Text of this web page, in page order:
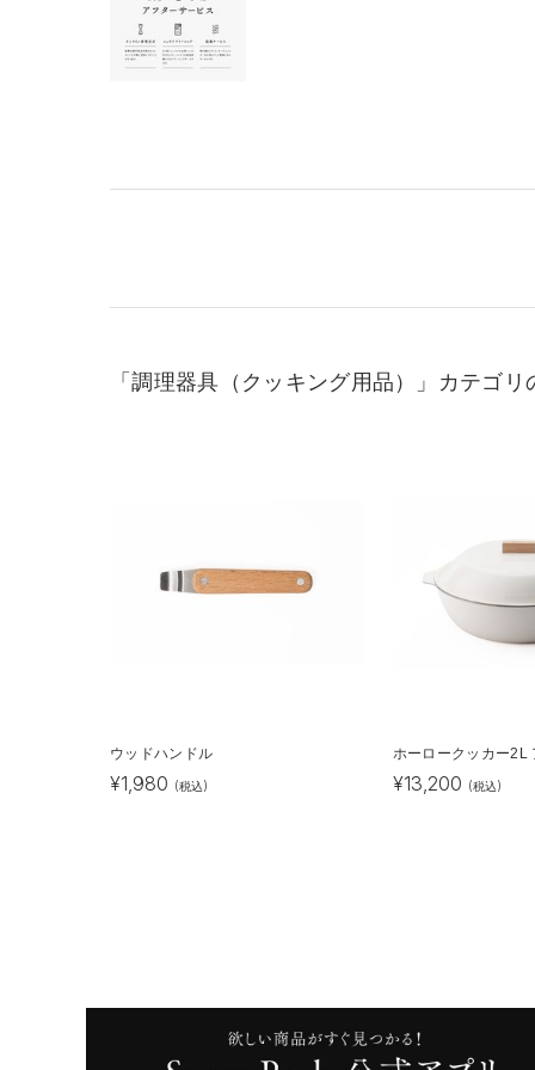
「調理器具（クッキング用品）」カテゴ
ウッドハンドル
¥1,980 (税込)
ホーロークッカー2L
¥13,200 (税込)